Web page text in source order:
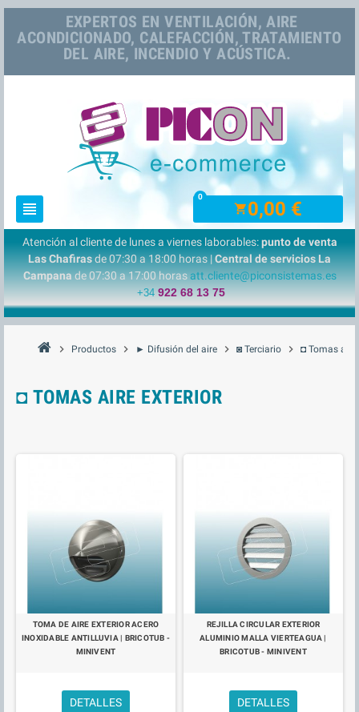
EXPERTOS EN VENTILACIÓN, AIRE
ACONDICIONADO, CALEFACCIÓN, TRATAMIENTO
DEL AIRE, INCENDIO Y ACÚSTICA.
view_headline shopping_cart0,00 €
0
Atención al cliente de lunes a viernes laborables:punto de venta
Las Chafirasde 07:30 a 18:00 horas |Central de servicios La
Campanade 07:30 a 17:00 horasatt.cliente@piconsistemas.es
+34 922 68 13 75
chevron_right Productos chevron_right ► Difusión del aire chevron_right ◙ Terciario chevron_right ◘ Tomas aire
◘ TOMAS AIRE EXTERIOR
TOMA DE AIRE EXTERIOR ACERO
INOXIDABLE ANTILLUVIA | BRICOTUB -
MINIVENT
DETALLES
REJILLA CIRCULAR EXTERIOR
ALUMINIO MALLA VIERTEAGUA |
BRICOTUB - MINIVENT
DETALLES